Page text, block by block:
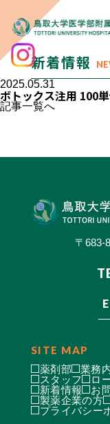
新着情報
2025.05.31
ボトックス注用 100
記事一覧へ
〒683-
SITE MAP
薬剤部 業務
スタッフ
ロ
新着情報
お
製薬企業の方
プライバシー